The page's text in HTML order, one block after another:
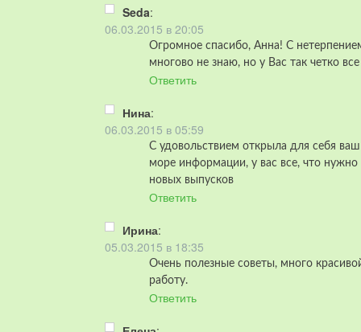
Seda:
06.03.2015 в 20:05
Огромное спасибо, Анна! С
многово не знаю, но у Вас так четко
Ответить
Нина:
06.03.2015 в 05:59
С удовольствием открыла для себя
море информации, у вас все, что
новых выпусков
Ответить
Ирина:
05.03.2015 в 18:35
Очень полезные советы, много
работу.
Ответить